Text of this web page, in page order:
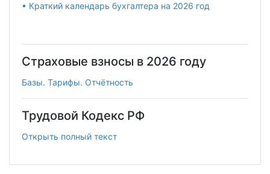
• Краткий календарь бухгалтера на 2026 год
Страховые взносы в 2026 году
Базы. Тарифы. Отчётность
Трудовой Кодекс РФ
Открыть полный текст